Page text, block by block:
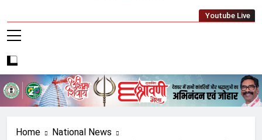
Munadi Live – Jharkhand's Leading Local
Youtube Live
Home
National News